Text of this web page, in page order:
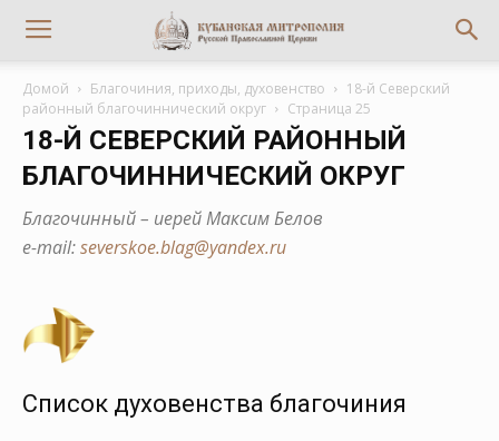
Домой Благочиния, приходы, духовенство
18-й Северский
районный благочиннический округ
Страница 25
18-Й СЕВЕРСКИЙ РАЙОННЫЙ
БЛАГОЧИННИЧЕСКИЙ ОКРУГ
Благочинный – иерей Максим Белов
е-mail:severskoe.blag@yandex.ru
Список духовенства благочиния